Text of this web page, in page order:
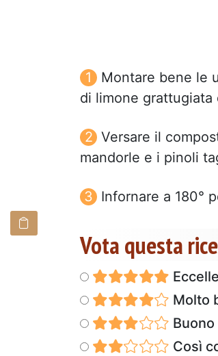
Montare bene le
di limone
Versare il
mandorle e i pinoli
Infornare a 180°
Vota questa
Molto
Buono
Così